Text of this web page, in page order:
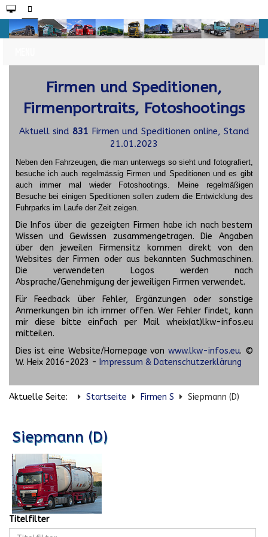
Firmen und Speditionen,
Firmenportraits, Fotoshootings
Aktuell sind 831 Firmen und Speditionen online, Stand
21.01.2023
Neben den Fahrzeugen, die man unterwegs so sieht und fotografiert,
besuche ich auch regelmässig Firmen und Speditionen und es gibt
auch immer mal wieder Fotoshootings.
Meine regelmäßigen
Besuche bei einigen Speditionen sollen zudem die Entwicklung des
Fuhrparks im Laufe der Zeit zeigen.
Die Infos über die gezeigten Firmen habe ich nach bestem
Wissen und Gewissen zusammengetragen. Die Angaben
über den jeweilen Firmensitz kommen direkt von den
Websites der Firmen oder aus bekannten Suchmaschinen.
Die verwendeten Logos werden nach
Absprache/Genehmigung der jeweiligen Firmen verwendet.
Für Feedback über Fehler, Ergänzungen oder sonstige
Anmerkungen bin ich immer offen. Wer Fehler findet, kann
mir diese bitte einfach per Mail wheix(at)lkw-infos.eu
mitteilen.
Dies ist eine Website/Homepage von www.lkw-infos.eu. ©
W. Heix 2016-2023 - Impressum & Datenschutzerklärung
Aktuelle Seite: Startseite Firmen S Siepmann (D)
Siepmann (D)
Titelfilter